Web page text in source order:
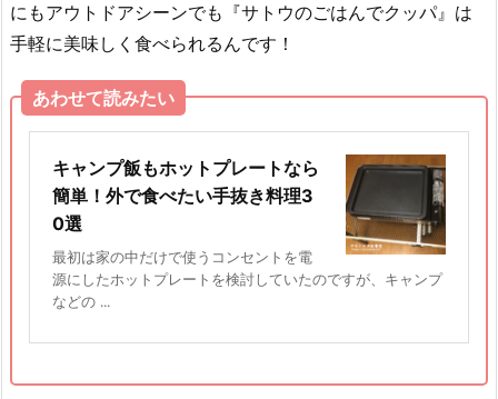
にもアウトドアシーンでも『サトウのごはんでクッパ』は
手軽に美味しく食べられるんです！
あわせて読みたい
キャンプ飯もホットプレートなら
簡単！外で食べたい手抜き料理3
0選
最初は家の中だけで使うコンセントを電
源にしたホットプレートを検討していたのですが、キャンプ
などの ...